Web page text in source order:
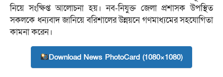
নিয়ে সংক্ষিপ্ত আলোচনা হয়। নব-নিযুক্ত জেলা প্রশাসক উপস্থিত
সকলকে ধন্যবাদ জানিয়ে বরিশালের উন্নয়নে গণমাধ্যমের সহযোগিতা
কামনা করেন।
Download News PhotoCard (1080×1080)